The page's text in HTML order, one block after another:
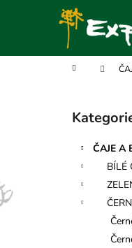
Domů
Přeskočit
kategorie
ČAJE A
BÍLÉ
í
Zpět
do
Zpět
do